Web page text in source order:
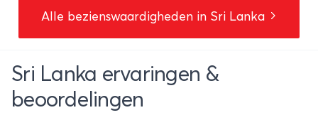
Alle bezienswaardigheden in Sri Lanka
Sri Lanka ervaringen &
beoordelingen